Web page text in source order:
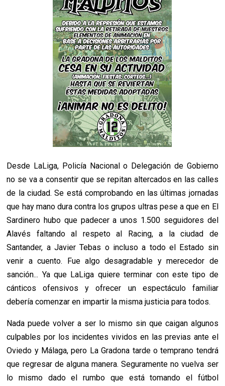
Desde LaLiga, Policía Nacional o Delegación de Gobierno
no se va a consentir que se repitan altercados en las calles
de la ciudad. Se está comprobando en las últimas jornadas
que hay mano dura contra los grupos ultras pese a que en El
Sardinero hubo que padecer a unos 1.500 seguidores del
Alavés faltando al respeto al Racing, a la ciudad de
Santander, a Javier Tebas o incluso a todo el Estado sin
venir a cuento. Fue algo desagradable y merecedor de
sanción... Ya que LaLiga quiere terminar con este tipo de
cánticos ofensivos y ofrecer un espectáculo familiar
debería comenzar en impartir la misma justicia para todos.
Nada puede volver a ser lo mismo sin que caigan algunos
culpables por los incidentes vividos en las previas ante el
Oviedo y Málaga, pero La Gradona tarde o temprano tendrá
que regresar de alguna manera. Seguramente no vuelva ser
lo mismo dado el rumbo que está tomando el fútbol